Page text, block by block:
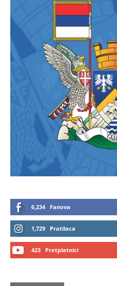
6,234 Fanova
1,729 Pratilaca
423 Pretplatnici